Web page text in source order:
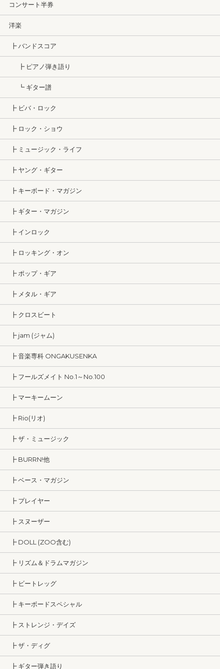
コンサート半券
洋楽
┣ バンドスコア
┣ ピアノ弾き語り
┗ ギター譜
┣ ビバ・ロック
┣ ロック・ショウ
┣ ミュージック・ライフ
┣ ヤング・ギター
┣ キーボード・マガジン
┣ ギター・マガジン
┣ インロック
┣ ロッキング・オン
┣ ポップ・ギア
┣ メタル・ギア
┣ クロスビート
┣ jam (ジャム)
┣ 音楽専科 ONGAKUSENKA
┣ フールズメイト No.1～No.100
┣ マーキームーン
┣ Rio(リオ)
┣ ザ・ミュージック
┣ BURRN!他
┣ ベース・マガジン
┣ プレイヤー
┣ スヌーザー
┣ DOLL (ZOO含む)
┣ リズム＆ドラムマガジン
┣ ビートレッグ
┣ キーボードスペシャル
┣ ストレンジ・デイズ
┣ ザ・ディグ
┣ ギター弾き語り